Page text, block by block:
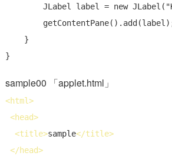
        JLabel label =
new JLabel(
sample00 「applet.html」
<html>
<head>
<title>sample</title>
</head>